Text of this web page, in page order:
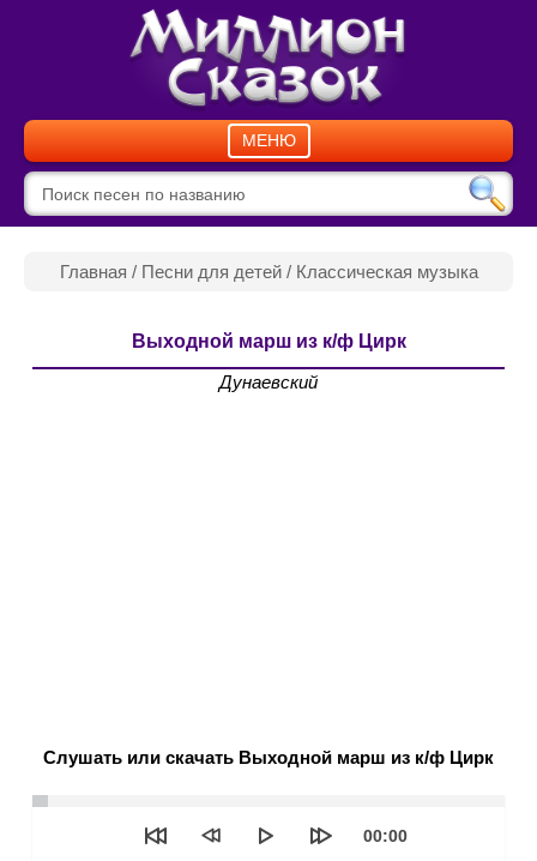
МЕНЮ
Главная / Песни для детей/ Классическая музыка
Выходной марш из к/ф Цирк
Дунаевский
Слушать или скачать Выходной марш из к/ф Цирк
Текущее
00:00